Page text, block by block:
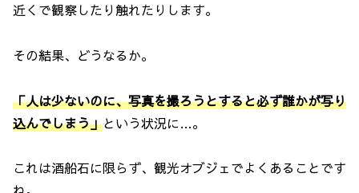
近くで観察したり触れたりします。
その結果、どうなるか。
「人は少ないのに、写真を撮ろうとすると必ず誰かが写り
込んでしまう」という状況に…。
これは酒船石に限らず、観光オブジェでよくあることです